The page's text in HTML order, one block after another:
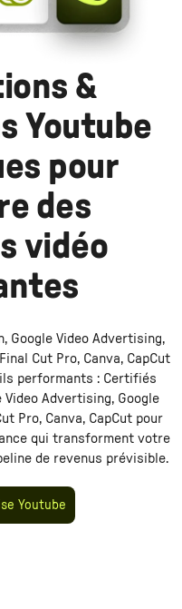
&
Youtube
pour
des
vidéo
Google Video Advertising,
Cut Pro, Canva, CapCut
performants : Certifiés
Video Advertising, Google
Pro, Canva, CapCutpour
qui transforment votre
de revenus prévisible.
Youtube